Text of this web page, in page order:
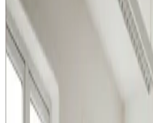
Uanset om det er
behovsstyret kontorluft,
industri i Ulstrup.
Procesventilation
Udsugning ved svejsning,
Ulstrup. Overholder